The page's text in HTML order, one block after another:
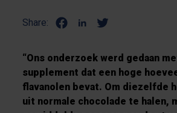
Share:
“Ons onderzoek werd gedaan
supplement dat een hoge
flavanolen bevat. Om diezelfde
uit normale chocolade te halen,